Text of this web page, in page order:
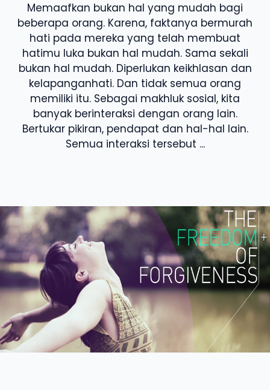
Memaafkan bukan hal yang mudah bagi
beberapa orang. Karena, faktanya bermurah
hati pada mereka yang telah membuat
hatimu luka bukan hal mudah. Sama sekali
bukan hal mudah. Diperlukan keikhlasan dan
kelapanganhati. Dan tidak semua orang
memiliki itu. Sebagai makhluk sosial, kita
banyak berinteraksi dengan orang lain.
Bertukar pikiran, pendapat dan hal-hal lain.
Semua interaksi tersebut ...